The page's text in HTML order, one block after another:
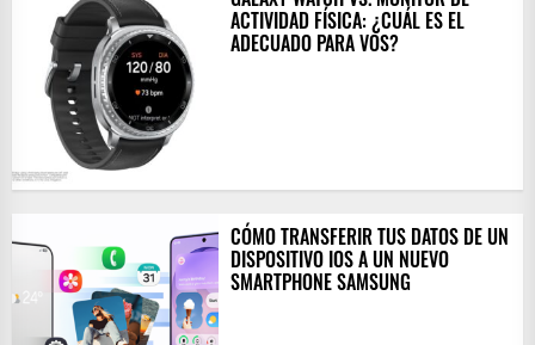
ACTIVIDAD FÍSICA: ¿CUÁL ES EL
ADECUADO PARA VOS?
CÓMO TRANSFERIR TUS DATOS DE UN
DISPOSITIVO IOS A UN NUEVO
SMARTPHONE SAMSUNG